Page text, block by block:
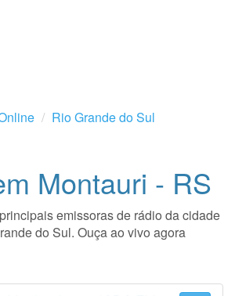
Rio Grande do Sul
Montauri - RS
emissoras de rádio da cidade
do Sul. Ouça ao vivo agora